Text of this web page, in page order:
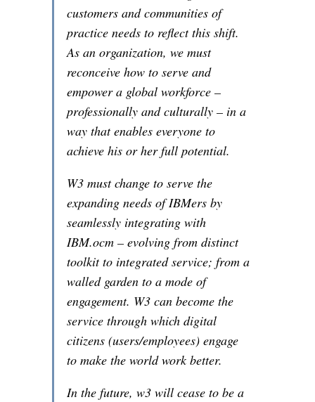
customers and communities of
practice needs to reflect this shift.
As an organization, we must
reconceive how to serve and
empower a global workforce –
professionally and culturally – in a
way that enables everyone to
achieve his or her full potential.
W3 must change to serve the
expanding needs of IBMers by
seamlessly integrating with
IBM.ocm – evolving from distinct
toolkit to integrated service; from a
walled garden to a mode of
engagement. W3 can become the
service through which digital
citizens (users/employees) engage
to make the world work better.
In the future, w3 will cease to be a